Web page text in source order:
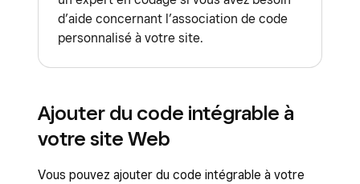
d’aide concernant l’association de code
personnalisé à votre site.
Ajouter du code intégrable à
votre site Web
Vous pouvez ajouter du code intégrable à votre